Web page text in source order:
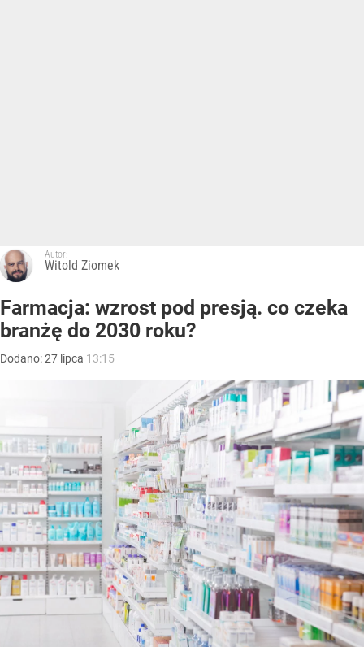
Autor:
Witold Ziomek
Farmacja: wzrost pod presją. co czeka
branżę do 2030 roku?
Dodano:27 lipca 13:15